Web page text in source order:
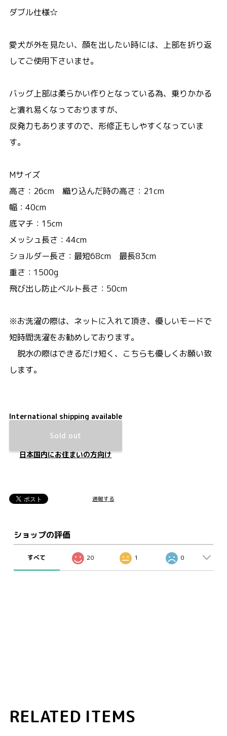
ダブル仕様☆
愛犬が外を見たい、顔を出したい時には、上部を折り返
してご使用下さいませ。
バッグ上部は柔らかい作りとなっている為、乗りかかる
と潰れ易くなっておりますが、
反発力もありますので、形修正もしやすくなっていま
す。
Mサイズ
高さ：26cm 織り込んだ時の高さ：21cm
幅：40cm
底マチ：15cm
メッシュ長さ：44cm
ショルダー長さ：最短68cm 最長83cm
重さ：1500g
飛び出し防止ベルト長さ：50cm
※お洗濯の際は、ネットに入れて頂き、優しいモードで
短時間洗濯をお勧めしております。
脱水の際はできるだけ短く、こちらも優しくお願い致
します。
International shipping available
Sold out
日本国内にお住まいの方向け
通報する
ショップの評価
すべて 20 1 0
RELATED ITEMS